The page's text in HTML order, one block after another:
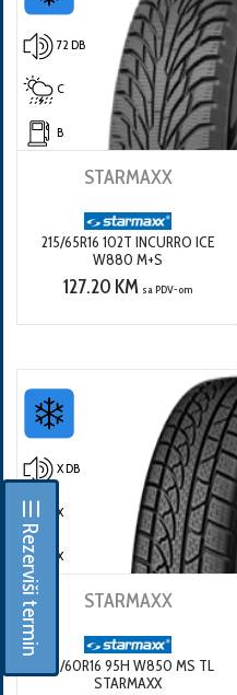
☰ Rezerviši termin
72 DB
C
B
STARMAXX
215/65R16 102T INCURRO ICE
W880 M+S
127.20 KM sa PDV-om
X DB
X
X
STARMAXX
215/60R16 95H W850 MS TL
STARMAXX